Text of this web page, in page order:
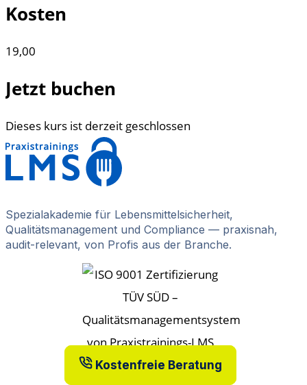
Kosten
19,00
Jetzt buchen
Dieses kurs ist derzeit geschlossen
Spezialakademie für Lebensmittelsicherheit,
Qualitätsmanagement und Compliance — praxisnah,
audit-relevant, von Profis aus der Branche.
Kostenfreie Beratung